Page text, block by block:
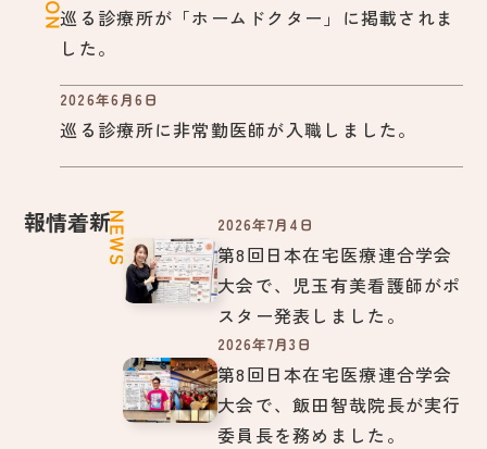
巡る診療所が「ホームドクター」に掲載されま
した。
2026年6月6日
巡る診療所に非常勤医師が入職しました。
新着情報 2026年7月4日
第8回日本在宅医療連合学会
大会で、児玉有美看護師がポ
スター発表しました。
2026年7月3日
第8回日本在宅医療連合学会
大会で、飯田智哉院長が実行
委員長を務めました。